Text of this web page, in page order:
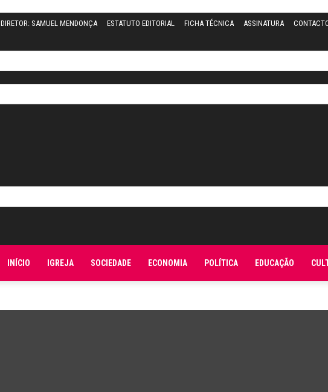
DIRETOR: SAMUEL MENDONÇA ESTATUTO EDITORIAL FICHA TÉCNICA ASSINATURA
INÍCIO IGREJA SOCIEDADE ECONOMIA POLÍTICA EDUCAÇÃO